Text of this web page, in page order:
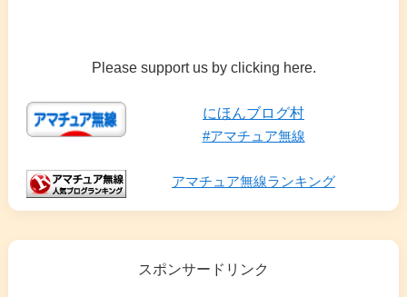
Please support us by clicking here.
にほんブログ村
#アマチュア無線
アマチュア無線ランキング
スポンサードリンク